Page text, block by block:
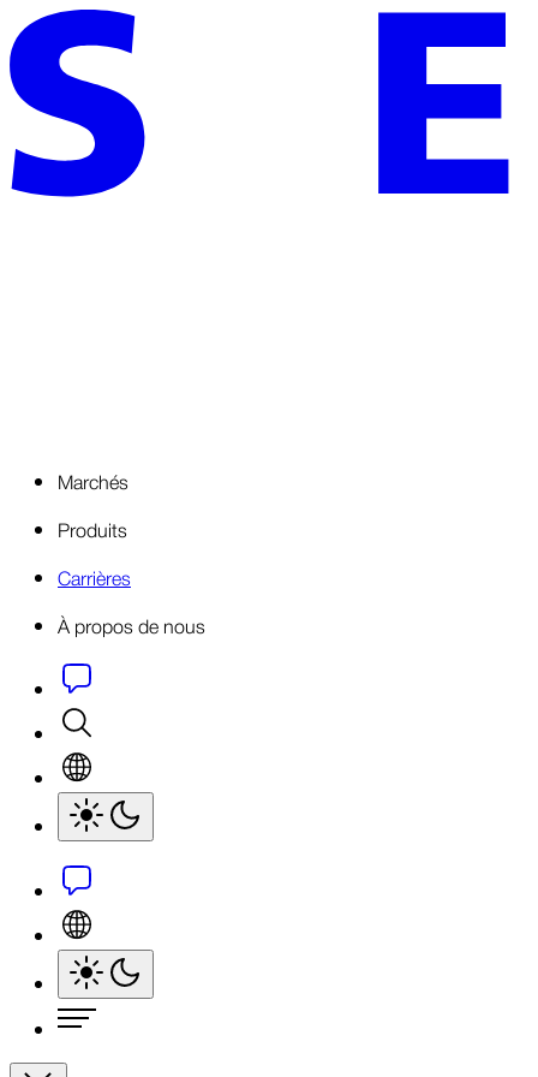
Marchés
Produits
Carrières
À propos de nous